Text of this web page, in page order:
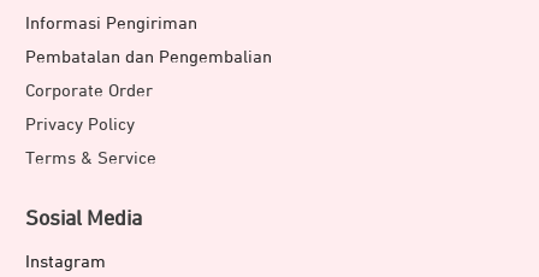
Informasi Pengiriman
Pembatalan dan Pengembalian
Corporate Order
Privacy Policy
Terms & Service
Sosial Media
Instagram